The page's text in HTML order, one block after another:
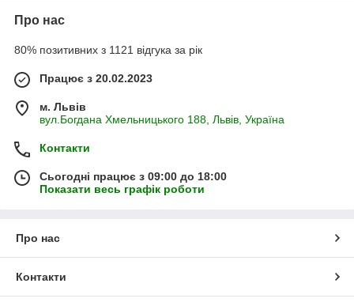
Про нас
80% позитивних з 1121 відгука за рік
Працює з 20.02.2023
м. Львів
вул.Богдана Хмельницького 188, Львів, Україна
Контакти
Сьогодні працює з 09:00 до 18:00
Показати весь графік роботи
Про нас
Контакти